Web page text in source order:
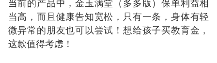
当高，而且健康告知宽松，只有一条，身体有轻
微异常的朋友也可以尝试！想给孩子买教育金，
这款值得考虑！